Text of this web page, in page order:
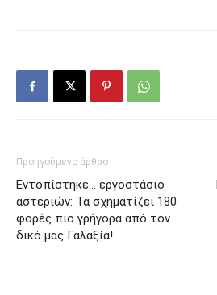
Προηγούμενο άρθρο
Εντοπίστηκε… εργοστάσιο
αστεριών: Τα σχηματίζει 180
φορές πιο γρήγορα από τον
δικό μας Γαλαξία!